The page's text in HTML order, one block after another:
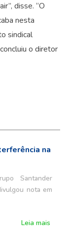
disse. “O
nesta
sindical
o diretor
na
Santander
nota em
Leia mais